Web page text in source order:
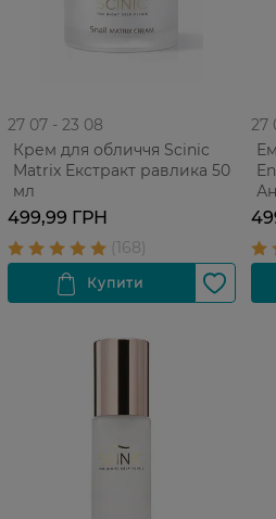
27 07 - 23 08
Крем для обличчя Scinic
Matrix Екстракт равлика 50
мл
499,99 ГРН
27